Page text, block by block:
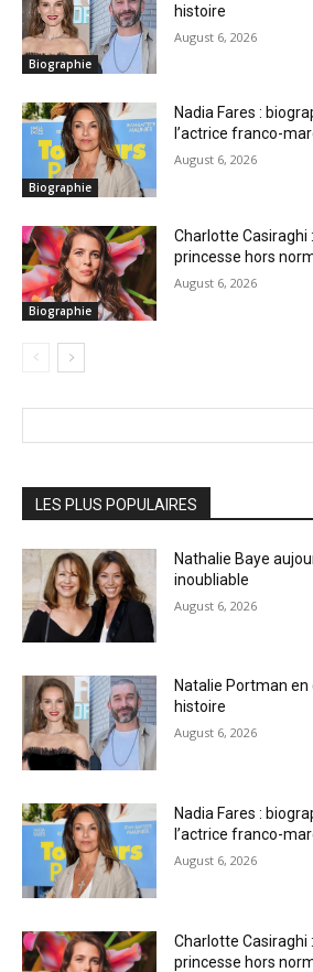
Biographie
histoire
August 6, 2026
Biographie
Nadia Fares :
l’actrice franco-
August 6, 2026
Biographie
Charlotte Casiraghi
princesse hors
August 6, 2026
LES PLUS POPULAIRES
Nathalie Baye
inoubliable
August 6, 2026
Natalie Portman
histoire
August 6, 2026
Nadia Fares :
l’actrice franco-
August 6, 2026
Charlotte Casiraghi
princesse hors